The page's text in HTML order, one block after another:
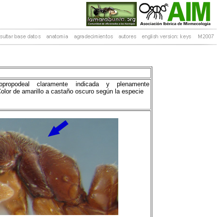
claramente indicada y plenamente
de amarillo a castaño oscuro según la especie